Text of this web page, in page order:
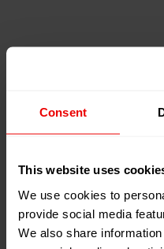
Consent
This website uses
We use cookies to
provide social media
We also share
15 2025
Bad